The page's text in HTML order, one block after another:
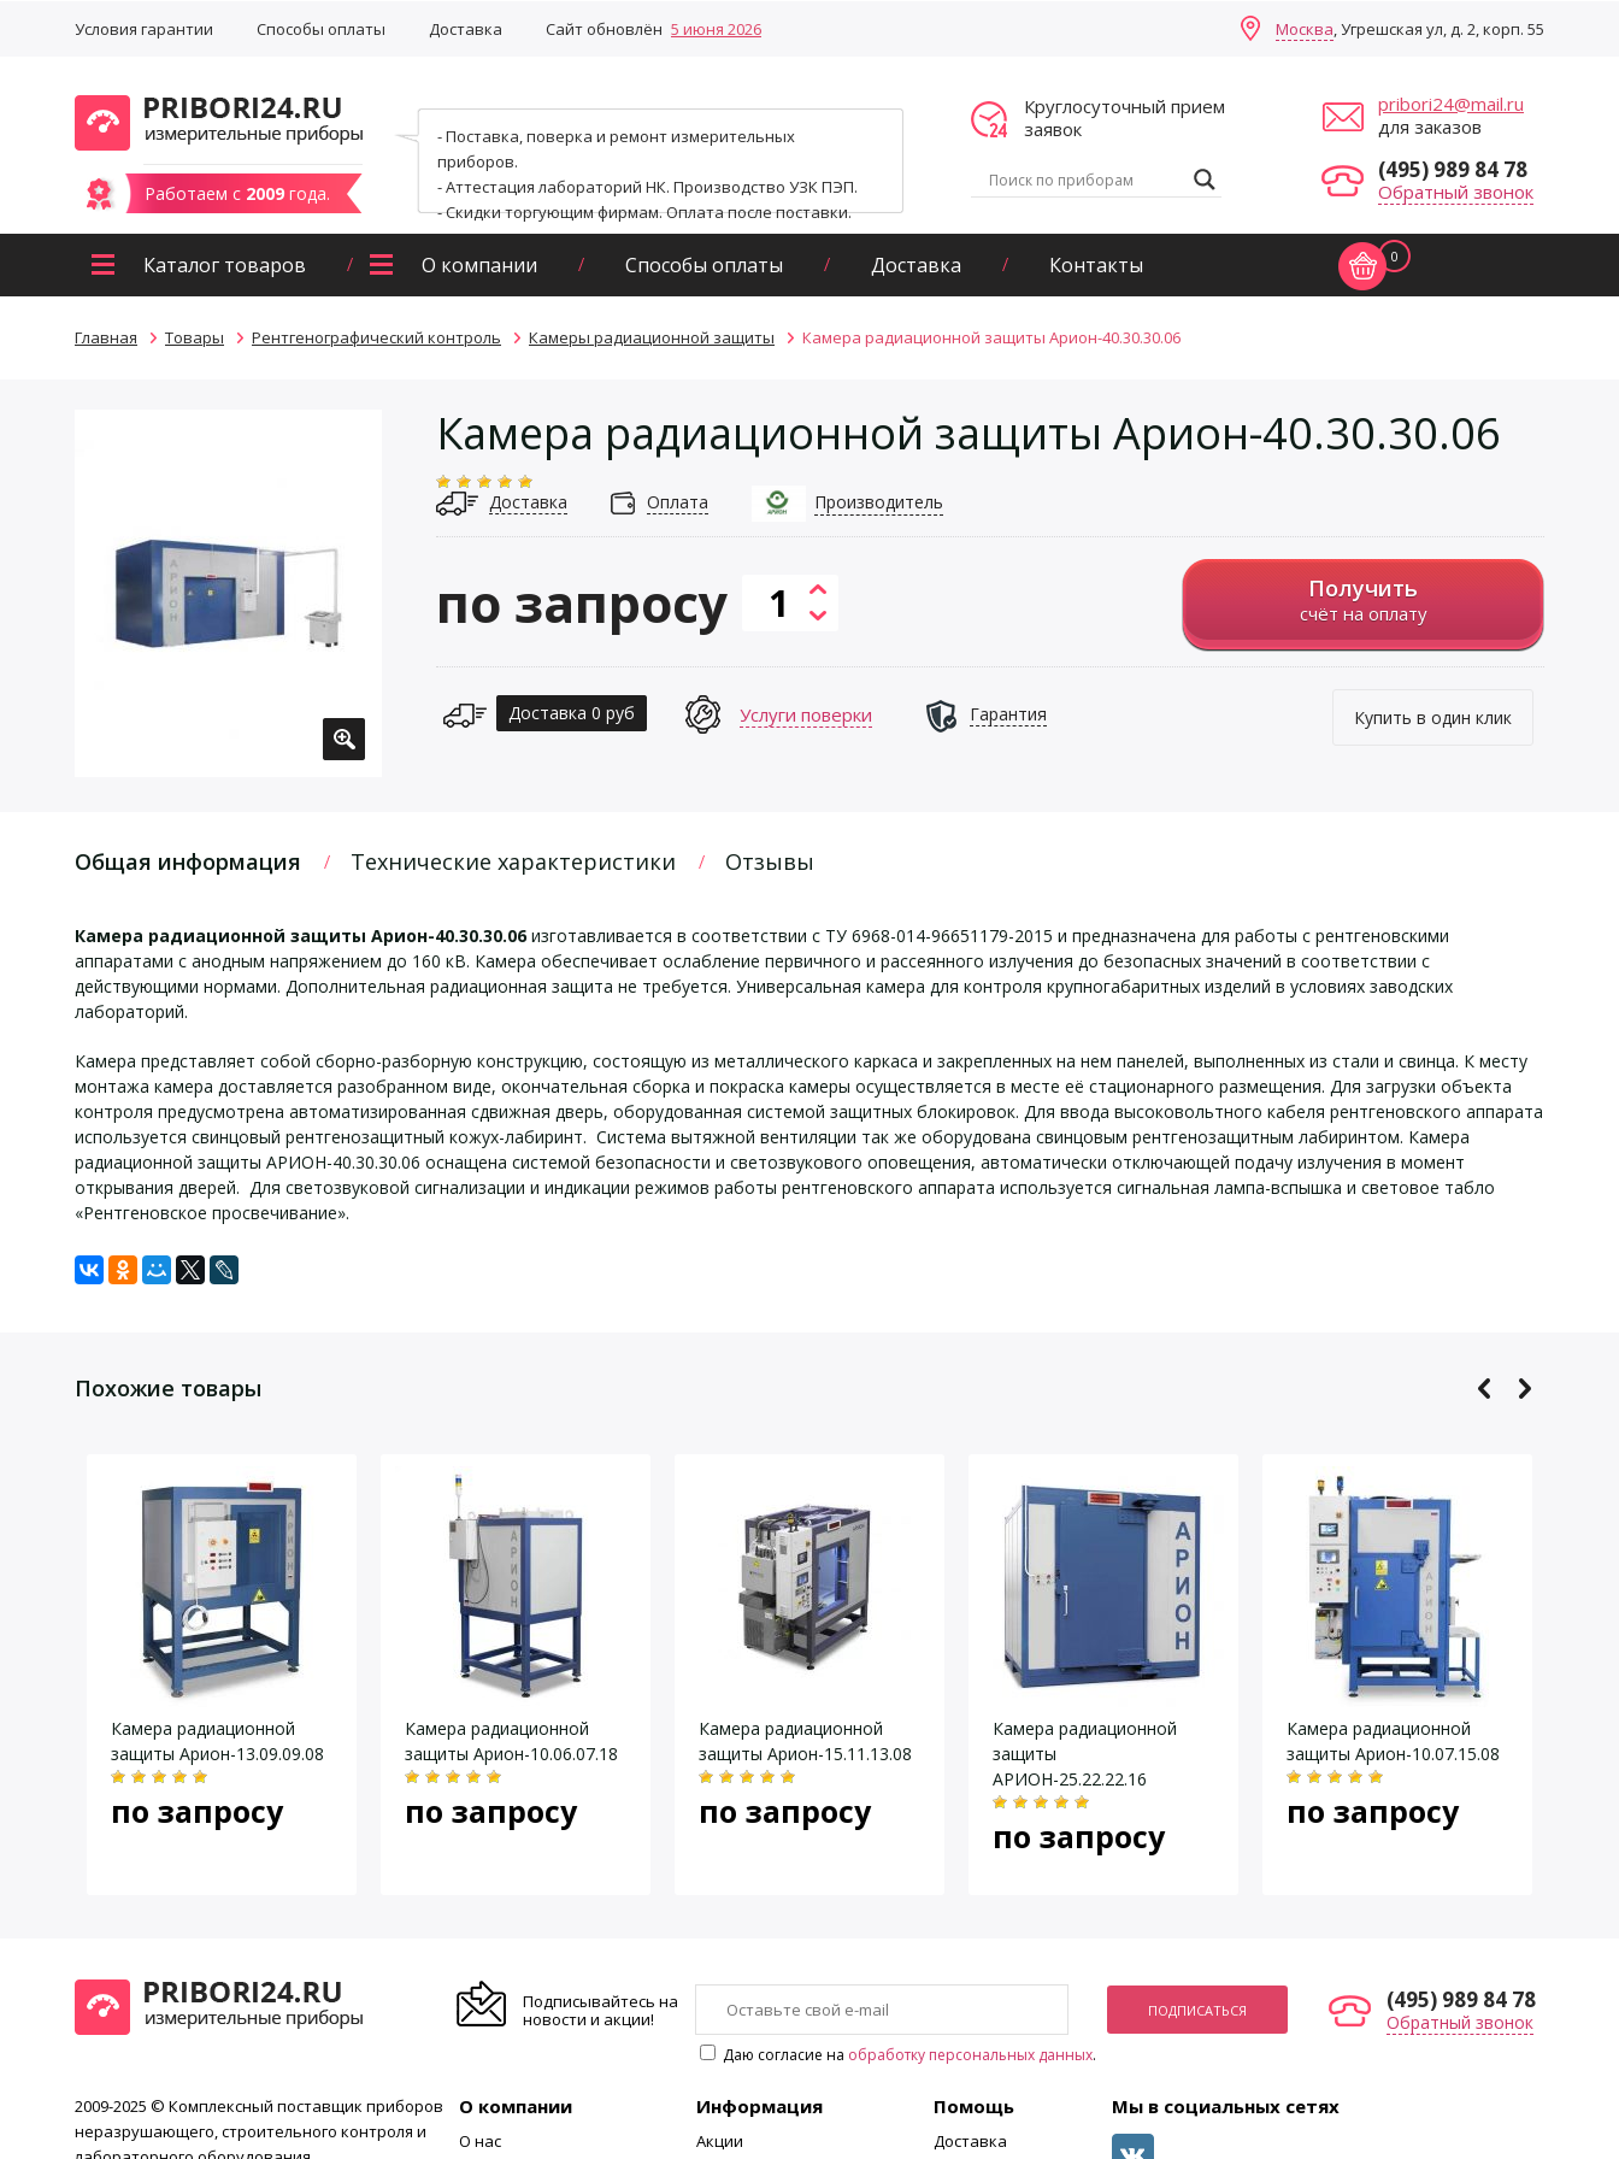
Условия гарантии Способы оплаты Доставка Сайт обновлён 5 июня 2026 Москва, Угрешская ул, д. 2, корп. 55
Работаем с 2009 года.
- Поставка, поверка и ремонт измерительных
приборов.
- Аттестация лабораторий НК. Производство УЗК ПЭП.
- Скидки торгующим фирмам. Оплата после поставки.
Круглосуточный прием
заявок
pribori24@mail.ru
для заказов
(495) 989 84 78
Обратный звонок
Каталог товаров О компании Способы оплаты Доставка Контакты 0
Главная Товары Рентгенографический контроль Камеры радиационной защиты Камера радиационной защиты Арион-40.30.30.06
Камера радиационной защиты Арион-40.30.30.06
Доставка Оплата Производитель
по запросу Получить
счёт на оплату
Купить в один клик
Доставка 0 руб Услуги поверки Гарантия
Общая информация Технические характеристики Отзывы
Камера радиационной защиты Арион-40.30.30.06изготавливается в соответствии с ТУ 6968-014-96651179-2015 и предназначена для работы с рентгеновскими
аппаратами с анодным напряжением до 160 кВ. Камера обеспечивает ослабление первичного и рассеянного излучения до безопасных значений в соответствии с
действующими нормами. Дополнительная радиационная защита не требуется. Универсальная камера для контроля крупногабаритных изделий в условиях заводских
лабораторий.
Камера представляет собой сборно-разборную конструкцию, состоящую из металлического каркаса и закрепленных на нем панелей, выполненных из стали и свинца. К месту
монтажа камера доставляется разобранном виде, окончательная сборка и покраска камеры осуществляется в месте её стационарного размещения. Для загрузки объекта
контроля предусмотрена автоматизированная сдвижная дверь, оборудованная системой защитных блокировок. Для ввода высоковольтного кабеля рентгеновского аппарата
используется свинцовый рентгенозащитный кожух-лабиринт. Система вытяжной вентиляции так же оборудована свинцовым рентгенозащитным лабиринтом. Камера
радиационной защиты АРИОН-40.30.30.06 оснащена системой безопасности и светозвукового оповещения, автоматически отключающей подачу излучения в момент
открывания дверей. Для светозвуковой сигнализации и индикации режимов работы рентгеновского аппарата используется сигнальная лампа-вспышка и световое табло
«Рентгеновское просвечивание».
Ток на аноде рентгеновского аппарата при максимальном напряжении, мА
Мощность дозы на расстоянии 10 см от поверхности, мкЗв/ч
Габаритные размеры камеры наружные (Ш х Г х В), мм
4315 х 3390 х 3150
Внутренние размеры камеры (Ш х Г х В), мм
4000 х 3000 х 2900
Размеры дверного проема (Ш х В), мм
1500 х 2000
Масса камеры, кг
Даю согласие наобработку персональных данных.
Похожие товары
Камера радиационной
защиты Арион-13.09.09.08
по запросу
Камера радиационной
защиты Арион-10.06.07.18
по запросу
Камера радиационной
защиты Арион-15.11.13.08
по запросу
Камера радиационной
защиты
АРИОН-25.22.22.16
по запросу
Камера радиационной
защиты Арион-10.07.15.08
по запросу
Подписывайтесь на
новости и акции!
Даю согласие на обработку персональных данных.
(495) 989 84 78
Обратный звонок
2009-2025 © Комплексный поставщик приборов
неразрушающего, строительного контроля и
О компании
О нас
Информация
Акции
Помощь
Доставка
Мы в социальных сетях